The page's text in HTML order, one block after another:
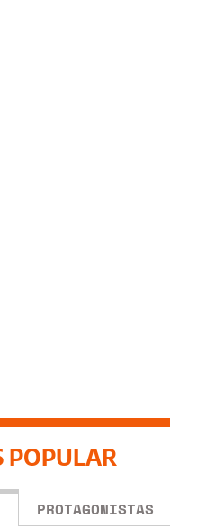
POPULAR
PROTAGONISTAS